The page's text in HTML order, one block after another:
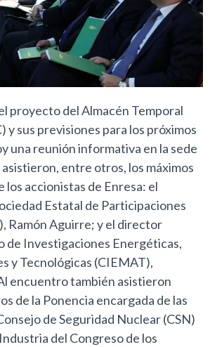
proyecto del Almacén Temporal
y sus previsiones para los próximos
una reunión informativa en la sede
asistieron, entre otros, los máximos
accionistas de Enresa: el
Estatal de Participaciones
Ramón Aguirre; y el director
de Investigaciones Energéticas,
y Tecnológicas (CIEMAT),
encuentro también asistieron
de la Ponencia encargada de las
de Seguridad Nuclear (CSN)
del Congreso de los